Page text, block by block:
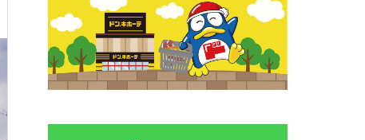
“อาหารเกียวโต ซากุราอิ ปลาทูน่าต้มสไต
ล์อาริมะ (Hon Maguro Arima Ni)” — ข
องกินญี่ปุ่นรสละมุน เปิดปุ๊บกินได้ เหมาะทั้
งมื้อเร่งด่วนและของฝาก
2026.01.28
สัมผัสความงดงามระดับโลก ปักหมุดเที่ย
ว “ภูเขาฮาโกดาเตะ” พร้อมที่พักและจุดเช็
กอินห้ามพลาด!
2026.08.03
“อาหารเกียวโต ซากุราอิ ปลาทูน่าต้มสไต
ล์อาริมะ (Hon Maguro Arima Ni)” — ข
องกินญี่ปุ่นรสละมุน เปิดปุ๊บกินได้ เหมาะทั้
งมื้อเร่งด่วนและของฝาก
2026.01.28